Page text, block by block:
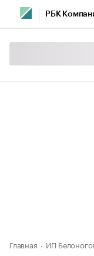
РБК
Главная ИП